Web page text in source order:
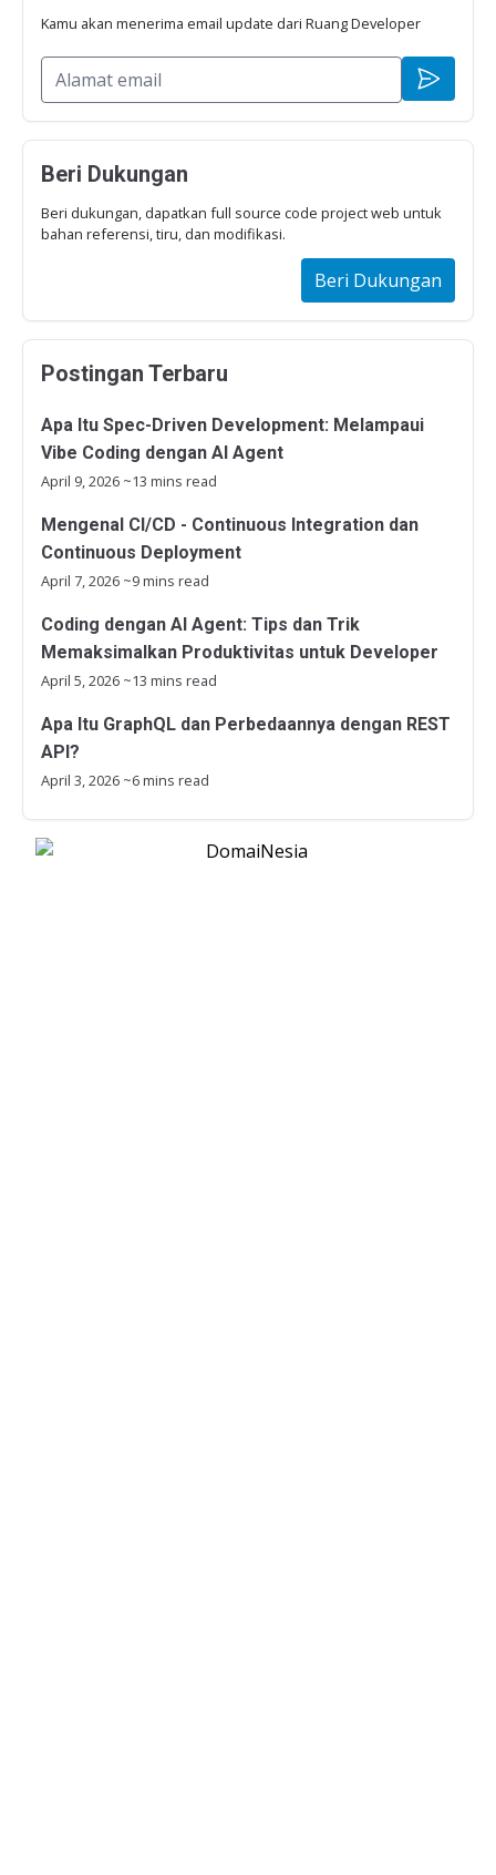
Kamu akan menerima email update dari Ruang Developer
Beri Dukungan
Beri dukungan, dapatkan full source code project web untuk
bahan referensi, tiru, dan modifikasi.
Beri Dukungan
Postingan Terbaru
Apa Itu Spec-Driven Development: Melampaui
Vibe Coding dengan AI Agent
April 9, 2026 ~13 mins read
Mengenal CI/CD - Continuous Integration dan
Continuous Deployment
April 7, 2026 ~9 mins read
Coding dengan AI Agent: Tips dan Trik
Memaksimalkan Produktivitas untuk Developer
April 5, 2026 ~13 mins read
Apa Itu GraphQL dan Perbedaannya dengan REST
API?
April 3, 2026 ~6 mins read